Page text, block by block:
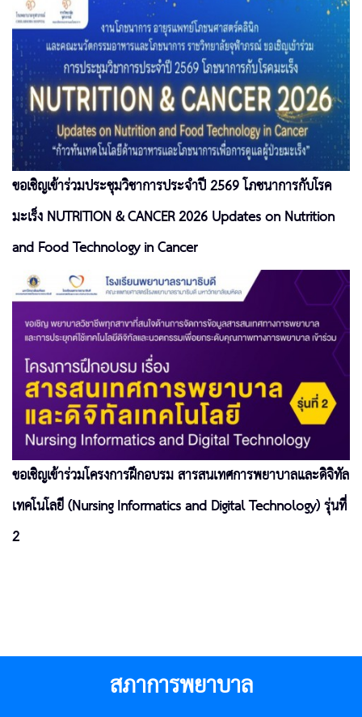
ขอเชิญเข้าร่วมประชุมวิชาการประจำปี 2569 โภชนาการกับโรค
มะเร็ง NUTRITION & CANCER 2026 Updates on Nutrition
and Food Technology in Cancer
ขอเชิญเข้าร่วมโครงการฝึกอบรม สารสนเทศการพยาบาลและดิจิทัล
เทคโนโลยี (Nursing Informatics and Digital Technology) รุ่นที่
2
สภาการพยาบาล